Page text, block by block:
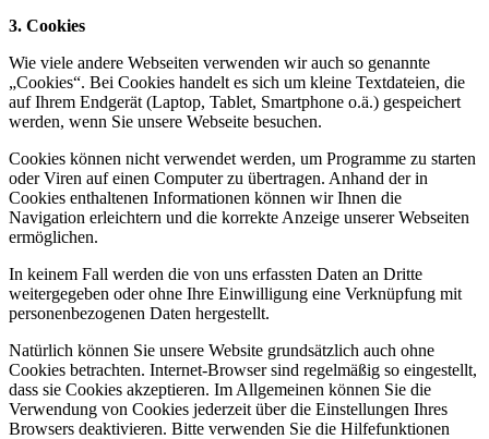
3. Cookies
Wie viele andere Webseiten verwenden wir auch so genannte
„Cookies“. Bei Cookies handelt es sich um kleine Textdateien, die
auf Ihrem Endgerät (Laptop, Tablet, Smartphone o.ä.) gespeichert
werden, wenn Sie unsere Webseite besuchen.
Cookies können nicht verwendet werden, um Programme zu starten
oder Viren auf einen Computer zu übertragen. Anhand der in
Cookies enthaltenen Informationen können wir Ihnen die
Navigation erleichtern und die korrekte Anzeige unserer Webseiten
ermöglichen.
In keinem Fall werden die von uns erfassten Daten an Dritte
weitergegeben oder ohne Ihre Einwilligung eine Verknüpfung mit
personenbezogenen Daten hergestellt.
Natürlich können Sie unsere Website grundsätzlich auch ohne
Cookies betrachten. Internet-Browser sind regelmäßig so eingestellt,
dass sie Cookies akzeptieren. Im Allgemeinen können Sie die
Verwendung von Cookies jederzeit über die Einstellungen Ihres
Browsers deaktivieren. Bitte verwenden Sie die Hilfefunktionen